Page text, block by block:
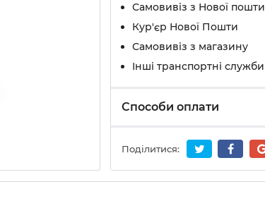
Самовивіз з Нової пошти
Кур'єр Нової Пошти
Самовивіз з магазину
Інші транспортні служби
Способи оплати
Поділитися: